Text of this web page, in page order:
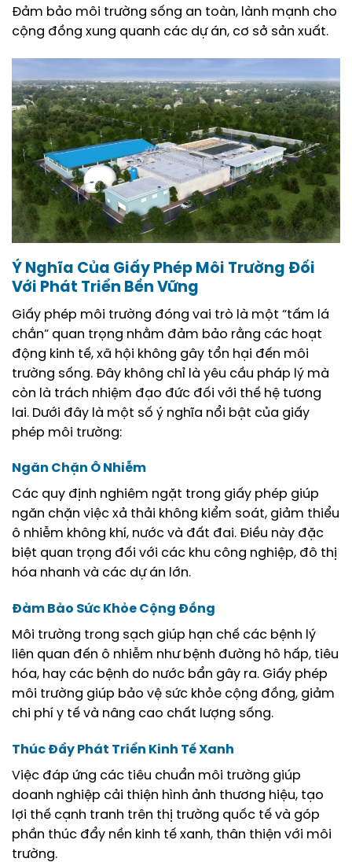
Đảm bảo môi trường sống an toàn, lành mạnh cho
cộng đồng xung quanh các dự án, cơ sở sản xuất.
Ý Nghĩa Của Giấy Phép Môi Trường Đối
Với Phát Triển Bền Vững
Giấy phép môi trường đóng vai trò là một “tấm lá
chắn” quan trọng nhằm đảm bảo rằng các hoạt
động kinh tế, xã hội không gây tổn hại đến môi
trường sống. Đây không chỉ là yêu cầu pháp lý mà
còn là trách nhiệm đạo đức đối với thế hệ tương
lai. Dưới đây là một số ý nghĩa nổi bật của giấy
phép môi trường:
Ngăn Chặn Ô Nhiễm
Các quy định nghiêm ngặt trong giấy phép giúp
ngăn chặn việc xả thải không kiểm soát, giảm thiểu
ô nhiễm không khí, nước và đất đai. Điều này đặc
biệt quan trọng đối với các khu công nghiệp, đô thị
hóa nhanh và các dự án lớn.
Đảm Bảo Sức Khỏe Cộng Đồng
Môi trường trong sạch giúp hạn chế các bệnh lý
liên quan đến ô nhiễm như bệnh đường hô hấp, tiêu
hóa, hay các bệnh do nước bẩn gây ra. Giấy phép
môi trường giúp bảo vệ sức khỏe cộng đồng, giảm
chi phí y tế và nâng cao chất lượng sống.
Thúc Đẩy Phát Triển Kinh Tế Xanh
Việc đáp ứng các tiêu chuẩn môi trường giúp
doanh nghiệp cải thiện hình ảnh thương hiệu, tạo
lợi thế cạnh tranh trên thị trường quốc tế và góp
phần thúc đẩy nền kinh tế xanh, thân thiện với môi
trường.